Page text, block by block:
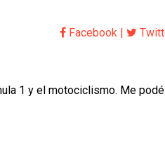
Facebook |
1 y el motociclismo. Me